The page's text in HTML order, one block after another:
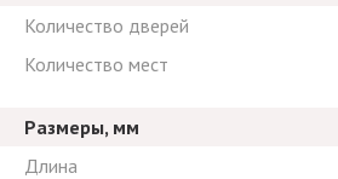
Количество дверей
Количество мест
Размеры, мм
Длина